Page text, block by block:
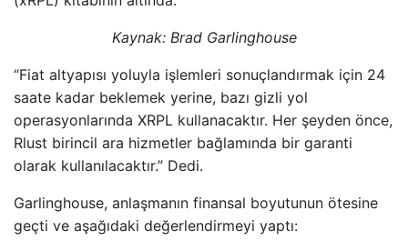
Kaynak: Brad Garlinghouse
“Fiat altyapısı yoluyla işlemleri sonuçlandırmak için 24
saate kadar beklemek yerine, bazı gizli yol
operasyonlarında XRPL kullanacaktır. Her şeyden önce,
Rlust birincil ara hizmetler bağlamında bir garanti
olarak kullanılacaktır.” Dedi.
Garlinghouse, anlaşmanın finansal boyutunun ötesine
geçti ve aşağıdaki değerlendirmeyi yaptı: